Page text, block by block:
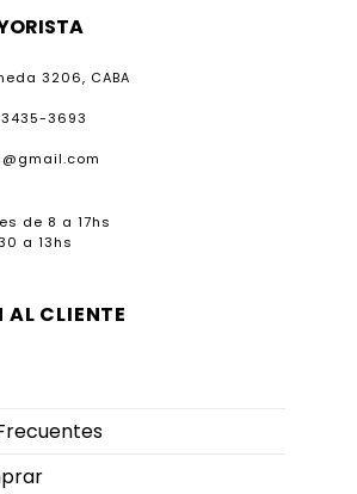
3206, CABA
3435-3693
de 8 a 17hs
a 13hs
CLIENTE